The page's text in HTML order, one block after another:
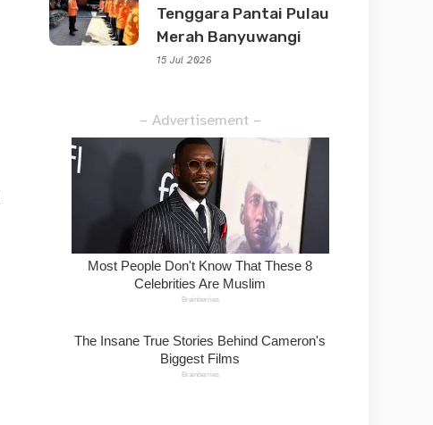
Tenggara Pantai Pulau
Merah Banyuwangi
15 Jul 2026
– Advertisement –